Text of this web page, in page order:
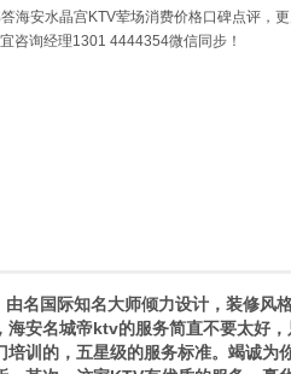
海安水晶宫KTV荤场消费价格口碑点评，
咨询经理1301 4444354微信同步！
名国际知名大师倾力设计，装修风
安名城帝ktv的服务简直不要太好
训的，五星级的服务标准。竭诚为